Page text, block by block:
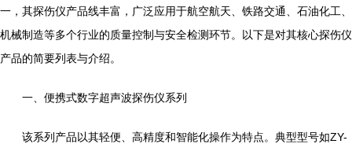
一，其探伤仪产品线丰富，广泛应用于航空航天、铁路交通、石油化工、
机械制造等多个行业的质量控制与安全检测环节。以下是对其核心探伤仪
产品的简要列表与介绍。
一、便携式数字超声波探伤仪系列
该系列产品以其轻便、高精度和智能化操作为特点。典型型号如ZY-